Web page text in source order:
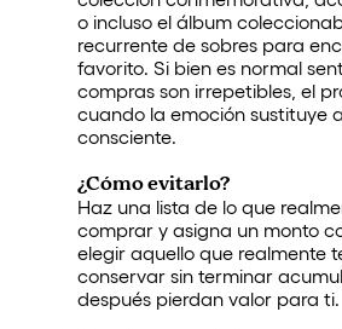
o incluso el álbum
recurrente de sobres para
favorito. Si bien es normal
compras son irrepetibles, el
cuando la emoción sustituye
consciente.
¿Cómo evitarlo?
Haz una lista de lo que
comprar y asigna un monto
elegir aquello que realmente
conservar sin terminar
después pierdan valor para ti.